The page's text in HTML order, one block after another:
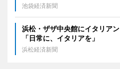
池袋経済新聞
浜松・ザザ中央館にイタリア
「日常に、イタリアを」
浜松経済新聞